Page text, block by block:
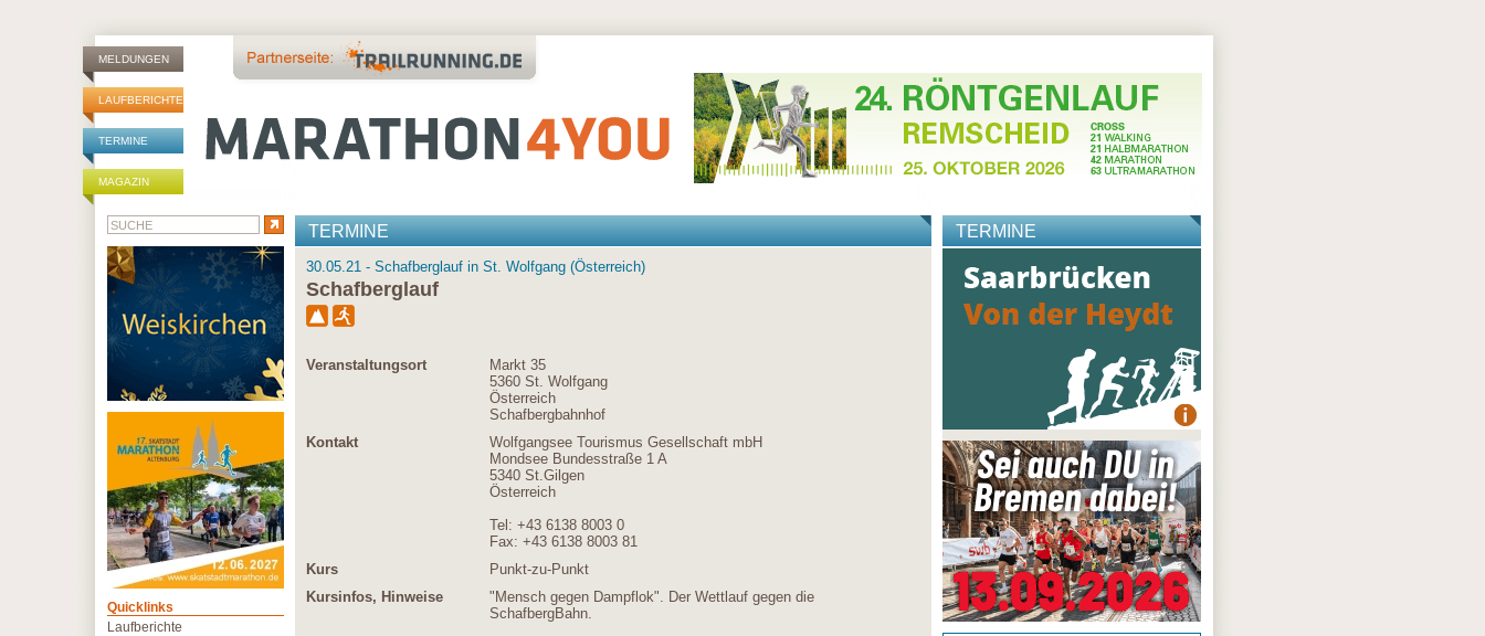
MELDUNGEN
LAUFBERICHTE
TERMINE
MAGAZIN
TERMINE
30.05.21 - Schafberglauf in St. Wolfgang (Österreich)
Schafberglauf
Veranstaltungsort
Markt 35
5360 St. Wolfgang
Österreich
Schafbergbahnhof
Kontakt
Wolfgangsee Tourismus Gesellschaft mbH
Mondsee Bundesstraße 1 A
5340 St.Gilgen
Österreich
Tel: +43 6138 8003 0
Fax: +43 6138 8003 81
Kurs
Punkt-zu-Punkt
Kursinfos, Hinweise
"Mensch gegen Dampflok". Der Wettlauf gegen die
SchafbergBahn.
TERMINE
Quicklinks
Laufberichte